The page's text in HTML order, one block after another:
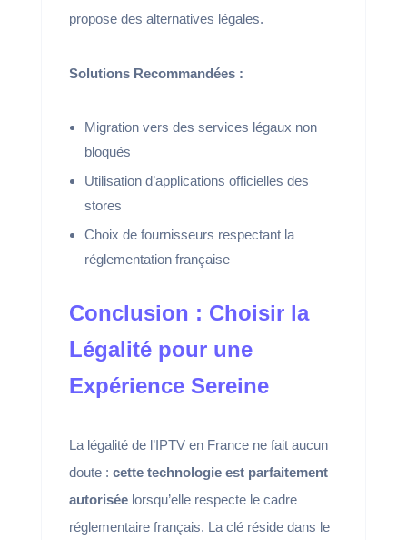
propose des alternatives légales.
Solutions Recommandées :
Migration vers des services légaux non
bloqués
Utilisation d’applications officielles des
stores
Choix de fournisseurs respectant la
réglementation française
Conclusion : Choisir la
Légalité pour une
Expérience Sereine
La légalité de l’IPTV en France ne fait aucun
doute : cette technologie est parfaitement
autoriséelorsqu’elle respecte le cadre
réglementaire français. La clé réside dans le